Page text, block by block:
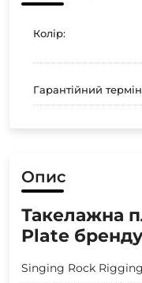
Колір:
Гарантійний
Опис
Такелажна
Plate
Singing Rock